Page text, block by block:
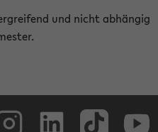
und nicht abhängig